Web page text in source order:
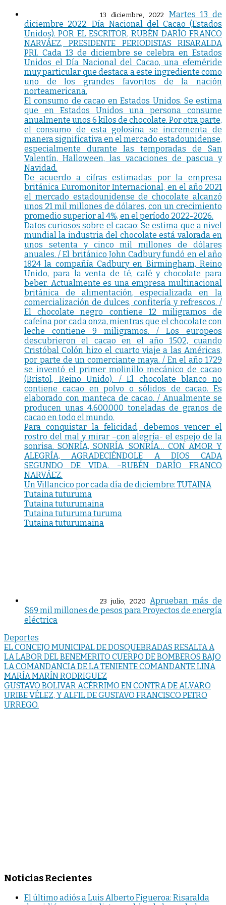
13 diciembre, 2022
Martes 13 de
diciembre 2022. Día Nacional del Cacao (Estados
Unidos). POR EL ESCRITOR, RUBÉN DARÍO FRANCO
NARVÁEZ, PRESIDENTE PERIODISTAS RISARALDA
PRI. Cada 13 de diciembre se celebra en Estados
Unidos el Día Nacional del Cacao, una efeméride
muy particular que destaca a este ingrediente como
uno de los grandes favoritos de la nación
norteamericana.
El consumo de cacao en Estados Unidos. Se estima
que en Estados Unidos una persona consume
anualmente unos 6 kilos de chocolate. Por otra parte,
el consumo de esta golosina se incrementa de
manera significativa en el mercado estadounidense,
especialmente durante las temporadas de San
Valentín, Halloween, las vacaciones de pascua y
Navidad.
De acuerdo a cifras estimadas por la empresa
británica Euromonitor Internacional, en el año 2021
el mercado estadounidense de chocolate alcanzó
unos 21 mil millones de dólares, con un crecimiento
promedio superior al 4%, en el período 2022-2026.
Datos curiosos sobre el cacao: Se estima que a nivel
mundial la industria del chocolate está valorada en
unos setenta y cinco mil millones de dólares
anuales. / El británico John Cadbury fundó en el año
1824 la compañía Cadbury en Birmingham, Reino
Unido, para la venta de té, café y chocolate para
beber. Actualmente es una empresa multinacional
británica de alimentación, especializada en la
comercialización de dulces, confitería y refrescos. /
El chocolate negro contiene 12 miligramos de
cafeína por cada onza, mientras que el chocolate con
leche contiene 9 miligramos. / Los europeos
descubrieron el cacao en el año 1502, cuando
Cristóbal Colón hizo el cuarto viaje a las Américas,
por parte de un comerciante maya. / En el año 1729
se inventó el primer molinillo mecánico de cacao
(Bristol, Reino Unido). / El chocolate blanco no
contiene cacao en polvo o sólidos de cacao. Es
elaborado con manteca de cacao. / Anualmente se
producen unas 4.600.000 toneladas de granos de
cacao en todo el mundo.
Para conquistar la felicidad, debemos vencer el
rostro del mal y mirar –con alegría- el espejo de la
sonrisa. SONRÍA, SONRÍA, SONRÍA… CON AMOR Y
ALEGRÍA, AGRADECIÉNDOLE A DIOS CADA
SEGUNDO DE VIDA. –RUBÉN DARÍO FRANCO
NARVÁEZ.
Un Villancico por cada día de diciembre: TUTAINA
Tutaina tuturuma
Tutaina tuturumaina
Tutaina tuturuma turuma
Tutaina tuturumaina
23 julio, 2020 Aprueban más de
$69 mil millones de pesos para Proyectos de energía
eléctrica
Deportes
Navegación
de
entradas
EL CONCEJO MUNICIPAL DE DOSQUEBRADAS RESALTA A
LA LABOR DEL BENEMERITO CUERPO DE BOMBEROS BAJO
LA COMANDANCIA DE LA TENIENTE COMANDANTE LINA
MARÍA MARÍN RODRIGUEZ
GUSTAVO BOLIVAR ACÉRRIMO EN CONTRA DE ALVARO
URIBE VÉLEZ, Y ALFIL DE GUSTAVO FRANCISCO PETRO
URREGO.
Noticias Recientes
El último adiós a Luis Alberto Figueroa: Risaralda